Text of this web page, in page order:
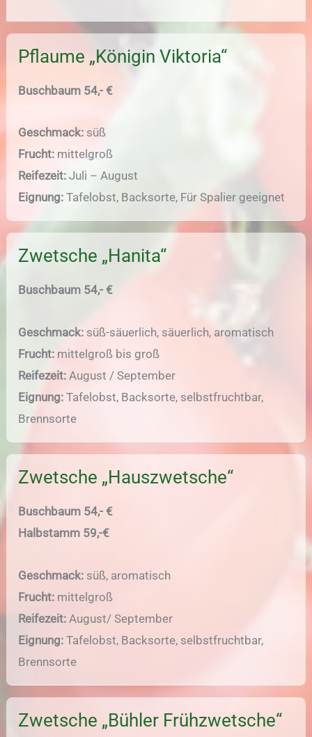
Pflaume „Königin Viktoria“
Buschbaum 54,- €
Geschmack: süß
Frucht: mittelgroß
Reifezeit: Juli – August
Eignung: Tafelobst, Backsorte, Für Spalier geeignet
Zwetsche „Hanita“
Buschbaum 54,- €
Geschmack: süß-säuerlich, säuerlich, aromatisch
Frucht: mittelgroß bis groß
Reifezeit: August / September
Eignung: Tafelobst, Backsorte, selbstfruchtbar,
Brennsorte
Zwetsche „Hauszwetsche“
Buschbaum 54,- €
Halbstamm 59,-€
Geschmack: süß, aromatisch
Frucht: mittelgroß
Reifezeit: August/ September
Eignung: Tafelobst, Backsorte, selbstfruchtbar,
Brennsorte
Zwetsche „Bühler Frühzwetsche“